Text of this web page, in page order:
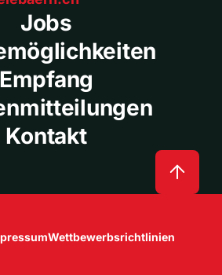
Jobs
Empfang
Kontakt
Wettbewerbsrichtlinien